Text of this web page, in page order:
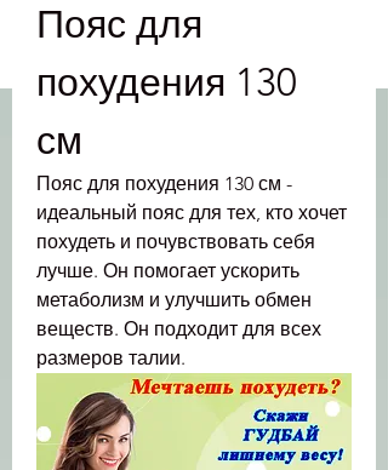
Пояс для
похудения 130
см
Пояс для похудения 130 см -
идеальный пояс для тех, кто хочет
похудеть и почувствовать себя
лучше. Он помогает ускорить
метаболизм и улучшить обмен
веществ. Он подходит для всех
размеров талии.